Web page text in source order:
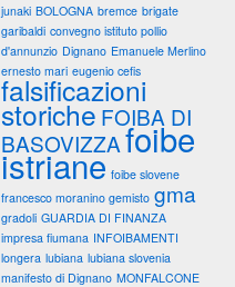
junaki BOLOGNA bremce brigate
garibaldi convegno istituto pollio
d'annunzio Dignano Emanuele Merlino
ernesto mari eugenio cefis
falsificazioni
storicheFOIBA DI
BASOVIZZAfoibe
istriane foibe slovene
francesco moranino gemisto gma
gradoli GUARDIA DI FINANZA
impresa fiumana INFOIBAMENTI
longera lubiana lubiana slovenia
manifesto di Dignano MONFALCONE